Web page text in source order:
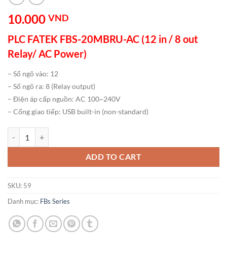
10.000 VND
PLC FATEK FBS-20MBRU-AC (12 in / 8 out
Relay/ AC Power)
– Số ngõ vào: 12
– Số ngõ ra: 8 (Relay output)
– Điện áp cấp nguồn: AC 100~240V
– Cổng giao tiếp: USB built-in (non-standard)
ADD TO CART
SKU: 59
Danh mục: FBs Series